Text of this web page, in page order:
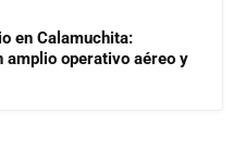
en Calamuchita:
amplio operativo aéreo y